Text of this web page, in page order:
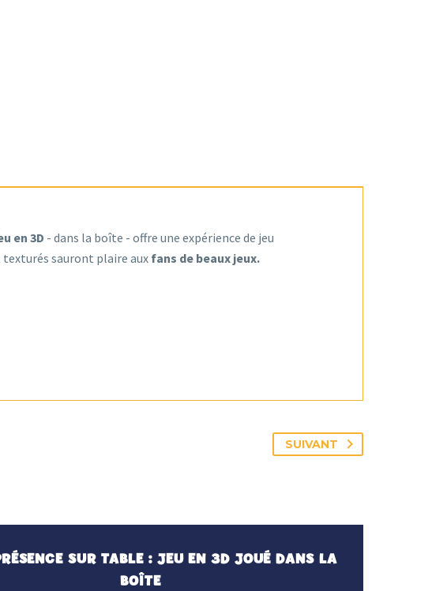
en 3D - dans la boîte - offre une expérience de jeu
texturés sauront plaire aux fans de beaux jeux.
SUIVANT
SUR TABLE : JEU EN 3D JOUÉ DANS LA
BOÎTE